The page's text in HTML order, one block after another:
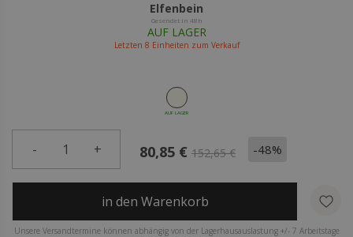
Elfenbein
Gesendet in 48h
AUF LAGER
Letzten 8 Einheiten zum Verkauf
AUF LAGER
- 1 + 80,85 € 152,65 € -48%
in den Warenkorb
Unsere Versandtermine können abhängig von der Lagerhausauslastung +/- 7 Arbeitstage